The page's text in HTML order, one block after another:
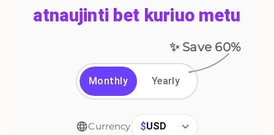
atnaujinti bet kuriuo metu
✨ Save 60%
Monthly Yearly
Currency $USD